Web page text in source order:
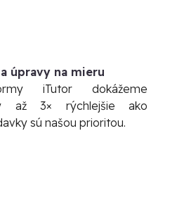
úpravy na mieru
iTutor dokážeme
až 3× rýchlejšie ako
sú našou prioritou.